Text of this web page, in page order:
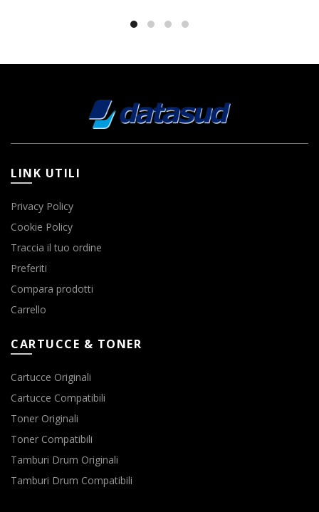
LINK UTILI
Privacy Policy
Cookie Policy
Traccia il tuo ordine
Preferiti
Compara prodotti
Carrello
CARTUCCE & TONER
Cartucce Originali
Cartucce Compatibili
Toner Originali
Toner Compatibili
Tamburi Drum Originali
Tamburi Drum Compatibili